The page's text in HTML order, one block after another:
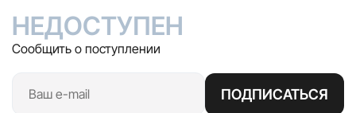
НЕДОСТУПЕН
Сообщить о поступлении
ПОДПИСАТЬСЯ